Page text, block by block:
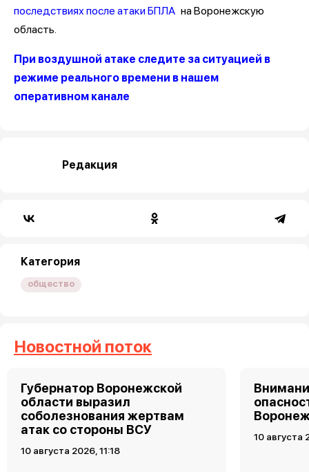
последствиях после атаки БПЛА на Воронежскую
область.
При воздушной атаке следите за ситуацией в
режиме реального времени в нашем
оперативном канале
Редакция
Категория
общество
Новостной поток
Губернатор Воронежской
области выразил
соболезнования жертвам
атак со стороны ВСУ
10 августа 2026, 11:18
10 августа